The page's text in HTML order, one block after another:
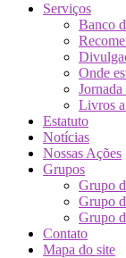
Serviços
Banco
Onde
Livros
Estatuto
Notícias
Nossas Ações
Grupos
Grupo
Grupo
Grupo
Contato
Mapa do site